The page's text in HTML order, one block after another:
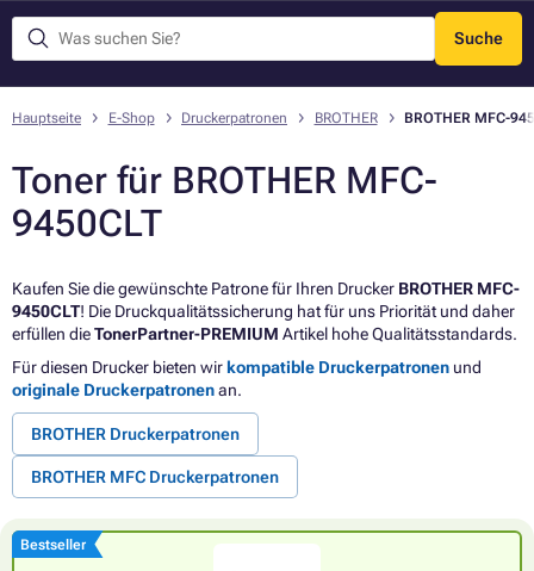
Suche
Menü
Hauptseite E-Shop Druckerpatronen BROTHER BROTHER MFC-
Toner für BROTHER MFC-
9450CLT
Kaufen Sie die gewünschte Patrone für Ihren Drucker BROTHER MFC-
9450CLT! Die Druckqualitätssicherung hat für uns Priorität und daher
erfüllen dieTonerPartner-PREMIUM Artikel hohe Qualitätsstandards.
Für diesen Drucker bieten wir kompatible Druckerpatronen und
originale Druckerpatronenan.
BROTHER Druckerpatronen
BROTHER MFC Druckerpatronen
Bestseller